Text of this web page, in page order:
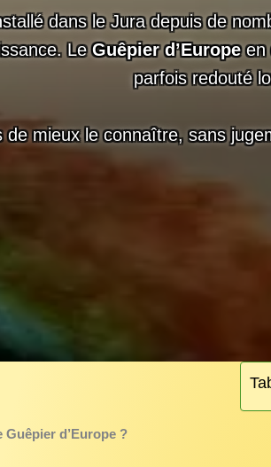
dans le Jura depuis de
LeGuêpier d’Europeen
parfois redouté
mieux le connaître, sans
Guêpier d’Europe ?